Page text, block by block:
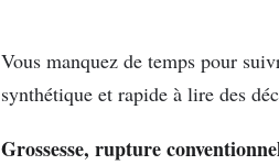
Vous manquez de temps pour
synthétique et rapide à lire des
Grossesse, rupture